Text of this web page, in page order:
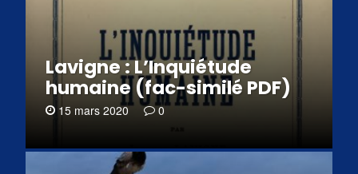
Lavigne : L’Inquiétude
humaine (fac-similé PDF)
15 mars 2020 0